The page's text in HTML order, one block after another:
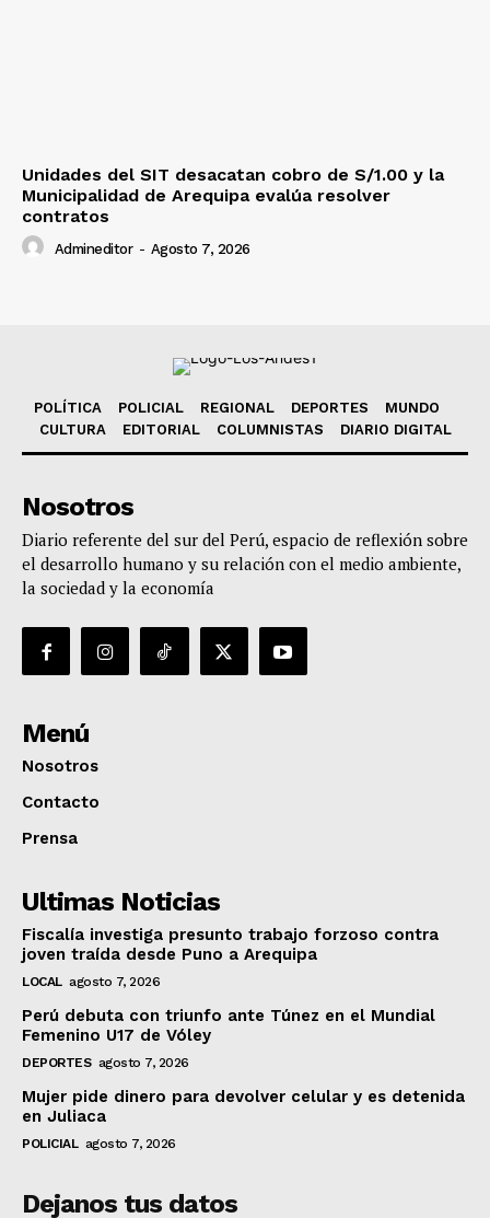
Unidades del SIT desacatan cobro de S/1.00 y la
Municipalidad de Arequipa evalúa resolver
contratos
Admineditor - Agosto 7, 2026
POLÍTICA POLICIAL REGIONAL DEPORTES
MUNDO
CULTURA
EDITORIAL COLUMNISTAS DIARIO DIGITAL
Nosotros
Diario referente del sur del Perú, espacio de reflexión sobre
el desarrollo humano y su relación con el medio ambiente,
la sociedad y la economía
Menú
Nosotros
Contacto
Prensa
Ultimas Noticias
Fiscalía investiga presunto trabajo forzoso contra
joven traída desde Puno a Arequipa
LOCAL agosto 7, 2026
Perú debuta con triunfo ante Túnez en el Mundial
Femenino U17 de Vóley
DEPORTES agosto 7, 2026
Mujer pide dinero para devolver celular y es detenida
en Juliaca
POLICIAL agosto 7, 2026
Dejanos tus datos